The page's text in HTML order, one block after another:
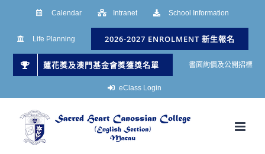
Calendar Intranet School Information
Life Planning 2026-2027 ENROLMENT 新生報名
蓮花獎及澳門基金會獎獲獎名單 書面詢價及公開招標
eClass Login